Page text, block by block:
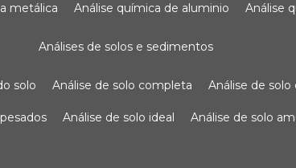
metálica análise química de aluminio análise
análises de solos e sedimentos
solo análise de solo completa análise de
análise de solo ideal análise de solo